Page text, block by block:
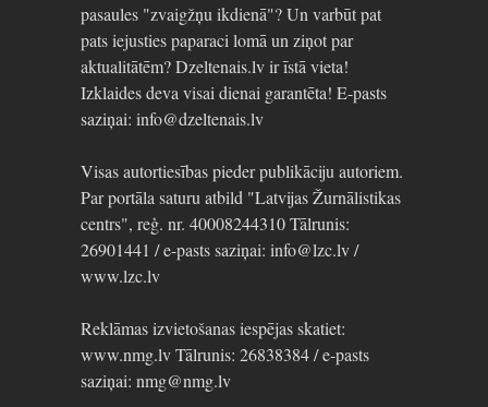
pasaules "zvaigžņu ikdienā"? Un varbūt pat
pats iejusties paparaci lomā un ziņot par
aktualitātēm? Dzeltenais.lv ir īstā vieta!
Izklaides deva visai dienai garantēta! E-pasts
saziņai: info@dzeltenais.lv
Visas autortiesības pieder publikāciju autoriem.
Par portāla saturu atbild "Latvijas Žurnālistikas
centrs", reģ. nr. 40008244310 Tālrunis:
26901441 / e-pasts saziņai: info@lzc.lv /
www.lzc.lv
Reklāmas izvietošanas iespējas skatiet:
www.nmg.lv Tālrunis: 26838384 / e-pasts
saziņai: nmg@nmg.lv